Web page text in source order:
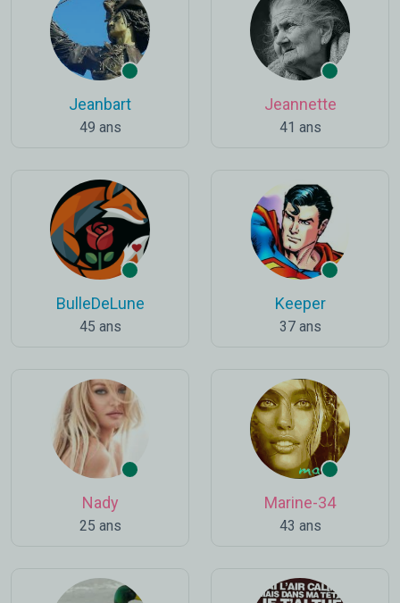
Jeanbart
49 ans
Jeannette
41 ans
BulleDeLune
45 ans
Keeper
37 ans
Nady
25 ans
Marine-34
43 ans